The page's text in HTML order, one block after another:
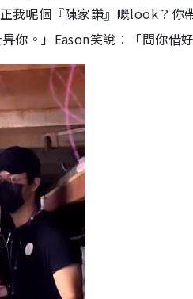
我呢個『陳家謙』嘅look？你
你。」Eason笑說︰「問你借